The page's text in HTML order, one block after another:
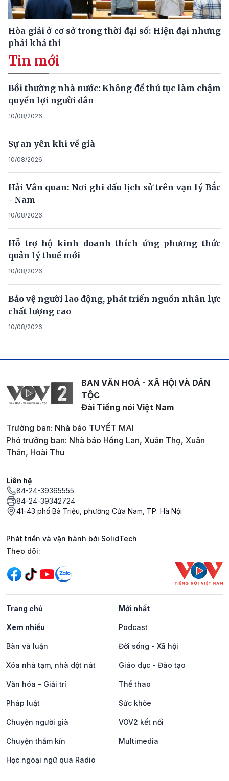
Hòa giải ở cơ sở trong thời đại số: Hiện đại nhưng
phải khả thi
Tin mới
Bồi thường nhà nước: Không để thủ tục làm chậm
quyền lợi người dân
10/08/2026
Sự an yên khi về già
10/08/2026
Hải Vân quan: Nơi ghi dấu lịch sử trên vạn lý Bắc
- Nam
10/08/2026
Hỗ trợ hộ kinh doanh thích ứng phương thức
quản lý thuế mới
10/08/2026
Bảo vệ người lao động, phát triển nguồn nhân lực
chất lượng cao
10/08/2026
BAN VĂN HOÁ - XÃ HỘI VÀ DÂN
TỘC
Đài Tiếng nói Việt Nam
Trưởng ban: Nhà báo TUYẾT MAI
Phó trưởng ban: Nhà báo Hồng Lan, Xuân Thọ, Xuân
Thân, Hoài Thu
Liên hệ
84-24-39365555
84-24-39342724
41-43 phố Bà Triệu, phường Cửa Nam, TP. Hà Nội
Phát triển và vận hành bởi SolidTech
Mạng xã hội
Theo dõi:
Trang chủ Mới nhất
Xem nhiều Podcast
Bàn và luận Đời sống - Xã hội
Xóa nhà tạm, nhà dột nát Giáo dục - Đào tạo
Văn hóa - Giải trí Thể thao
Pháp luật Sức khỏe
Chuyện người già VOV2 kết nối
Chuyện thầm kín Multimedia
Học ngoại ngữ qua Radio